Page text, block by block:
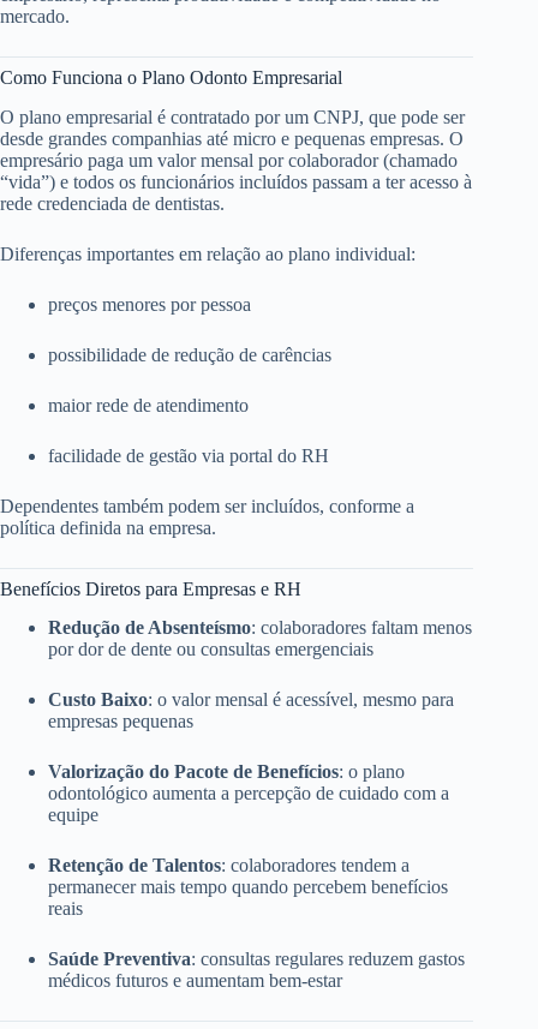
mercado.
Como Funciona o Plano Odonto Empresarial
O plano empresarial é contratado por um CNPJ, que pode ser
desde grandes companhias até micro e pequenas empresas. O
empresário paga um valor mensal por colaborador (chamado
“vida”) e todos os funcionários incluídos passam a ter acesso à
rede credenciada de dentistas.
Diferenças importantes em relação ao plano individual:
preços menores por pessoa
possibilidade de redução de carências
maior rede de atendimento
facilidade de gestão via portal do RH
Dependentes também podem ser incluídos, conforme a
política definida na empresa.
Benefícios Diretos para Empresas e RH
Redução de Absenteísmo: colaboradores faltam menos
por dor de dente ou consultas emergenciais
Custo Baixo: o valor mensal é acessível, mesmo para
empresas pequenas
Valorização do Pacote de Benefícios: o plano
odontológico aumenta a percepção de cuidado com a
equipe
Retenção de Talentos: colaboradores tendem a
permanecer mais tempo quando percebem benefícios
reais
Saúde Preventiva: consultas regulares reduzem gastos
médicos futuros e aumentam bem-estar